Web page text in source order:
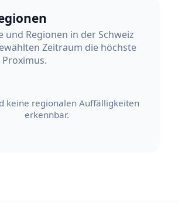
und Regionen in der Schweiz
Zeitraum die höchste
keine regionalen Auffälligkeiten
erkennbar.